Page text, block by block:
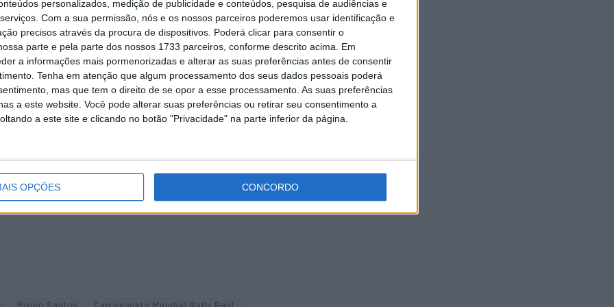
personalizados, medição de publicidade e conteúdos, pesquisa de audiências e
Com a sua permissão, nós e os nossos parceiros poderemos usar identificação e
precisos através da procura de dispositivos. Poderá clicar para consentir o
parte e pela parte dos nossos 1733 parceiros, conforme descrito acima. Em
a informações mais pormenorizadas e alterar as suas preferências antes de consentir
Tenha em atenção que algum processamento dos seus dados pessoais poderá
mas que tem o direito de se opor a esse processamento. As suas preferências
a este website. Você pode alterar suas preferências ou retirar seu consentimento a
a este site e clicando no botão "Privacidade" na parte inferior da página.
OPÇÕES CONCORDO
localizado o bivouac. Teremos de fazer uma
de três horas e amanhã estaremos a percorrer as
como hoje. Estou muito contente com o resultado.
pilotos, está totalmente dentro dos meus
etapa que foi a mais longa desta edição de estreia
com 615 km.
etapa da prova organizada pelo ACP –
setor seletivo que irá trazer a comitiva de Badajoz
a compreender 288km de ligação e 253Km
Bruno Santos
Campeonato Mundial Rally Raid